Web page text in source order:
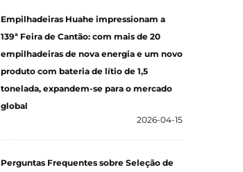
Empilhadeiras Huahe impressionam a
139ª Feira de Cantão: com mais de 20
empilhadeiras de nova energia e um novo
produto com bateria de lítio de 1,5
tonelada, expandem-se para o mercado
global
2026-04-15
Perguntas Frequentes sobre Seleção de